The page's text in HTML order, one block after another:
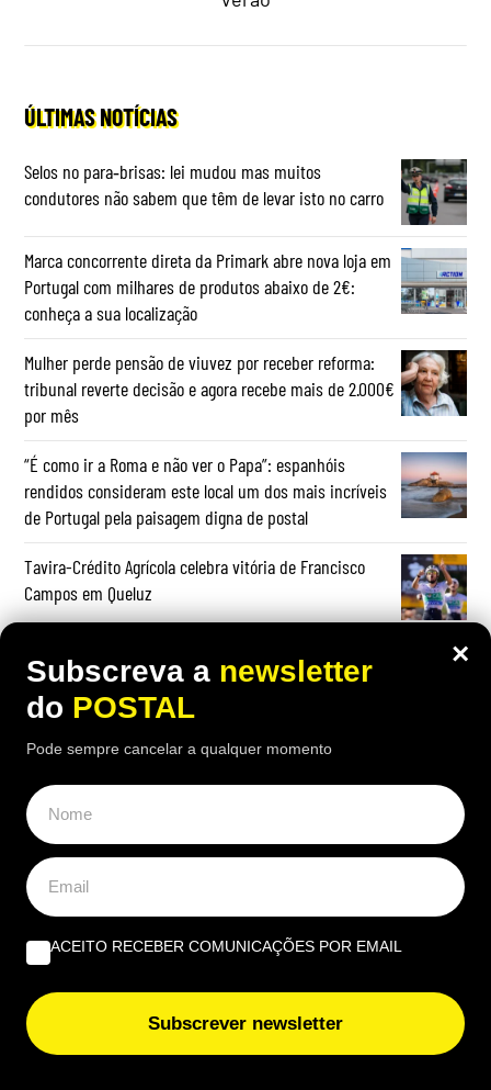
ÚLTIMAS NOTÍCIAS
Selos no para‑brisas: lei mudou mas muitos
condutores não sabem que têm de levar isto no carro
Marca concorrente direta da Primark abre nova loja em
Portugal com milhares de produtos abaixo de 2€:
conheça a sua localização
Mulher perde pensão de viuvez por receber reforma:
tribunal reverte decisão e agora recebe mais de 2.000€
por mês
“É como ir a Roma e não ver o Papa”: espanhóis
rendidos consideram este local um dos mais incríveis
de Portugal pela paisagem digna de postal
Tavira-Crédito Agrícola celebra vitória de Francisco
Campos em Queluz
Profissional não profissionalizada – Uma reflexão de
agosto | Por Ana Alexandra Resende
Quando viver no Algarve se torna um luxo | Por João
Rúben Silva
Um olho no burro, outro no cigano | Por José Figueiredo
Santos
EUROPE DIRECT ALGARVE
×
Subscreva a newsletter
do POSTAL
Pode sempre cancelar a qualquer momento
ACEITO RECEBER COMUNICAÇÕES POR EMAIL
Subscrever newsletter